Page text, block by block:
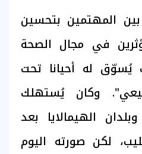
المهتمين بتحسين
في مجال الصحة
يُسوّق له أحيانا تحت
وكان يُستهلك
الهيمالايا بعد
لكن صورته اليوم